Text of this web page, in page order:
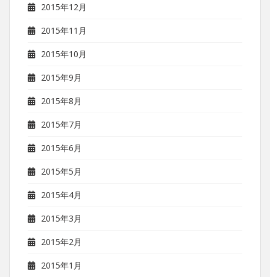
2015年12月
2015年11月
2015年10月
2015年9月
2015年8月
2015年7月
2015年6月
2015年5月
2015年4月
2015年3月
2015年2月
2015年1月